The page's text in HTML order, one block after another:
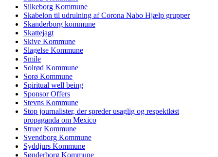
Silkeborg Kommune
Skabelon til udrulning af Corona Nabo Hjælp grupper
Skanderborg kommune
Skattejagt
Skive Kommune
Slagelse Kommune
Smile
Solrød Kommune
Sorø Kommune
Spiritual well being
Sponsor Offers
Stevns Kommune
Stop journalister, der spreder usaglig og respektløst
propaganda om Mexico
Struer Kommune
Svendborg Kommune
Syddjurs Kommune
Sønderborg Kommune